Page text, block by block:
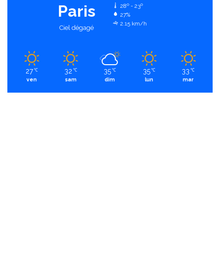
Paris
Ciel dégagé
28º - 23º
27%
2.15 km/h
27 ℃
ven
32 ℃
sam
35 ℃
dim
35 ℃
lun
33 ℃
mar